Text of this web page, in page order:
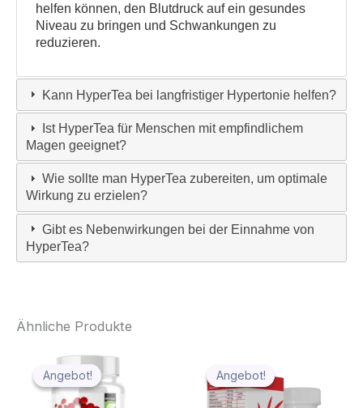
helfen können, den Blutdruck auf ein gesundes
Niveau zu bringen und Schwankungen zu
reduzieren.
Kann HyperTea bei langfristiger Hypertonie helfen?
Ist HyperTea für Menschen mit empfindlichem
Magen geeignet?
Wie sollte man HyperTea zubereiten, um optimale
Wirkung zu erzielen?
Gibt es Nebenwirkungen bei der Einnahme von
HyperTea?
Ähnliche Produkte
Angebot!
Angebot! Angebot!
Angebot!